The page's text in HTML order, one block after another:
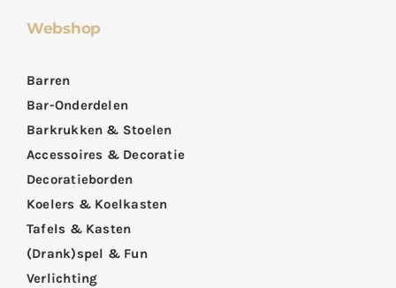
Webshop
Barren
Bar-Onderdelen
Barkrukken & Stoelen
Accessoires & Decoratie
Decoratieborden
Koelers & Koelkasten
Tafels & Kasten
(Drank)spel & Fun
Verlichting